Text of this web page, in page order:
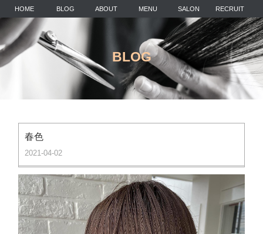
HOME BLOG ABOUT MENU SALON RECRUIT
BLOG
春色
2021-04-02